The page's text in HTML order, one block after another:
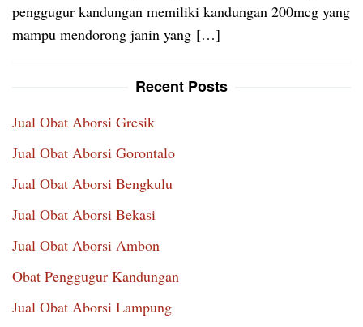
penggugur kandungan memiliki kandungan 200mcg yang
mampu mendorong janin yang […]
Recent Posts
Jual Obat Aborsi Gresik
Jual Obat Aborsi Gorontalo
Jual Obat Aborsi Bengkulu
Jual Obat Aborsi Bekasi
Jual Obat Aborsi Ambon
Obat Penggugur Kandungan
Jual Obat Aborsi Lampung